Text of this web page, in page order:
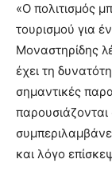
«Ο πολιτισμός
τουρισμού για
Μοναστηρίδης
έχει τη
σημαντικές
παρουσιάζονται
και λόγο